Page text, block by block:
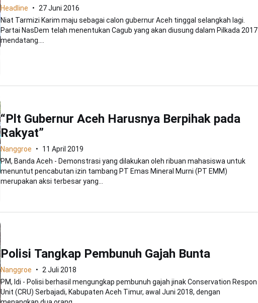
Headline
27 Juni 2016
Niat Tarmizi Karim maju sebagai calon gubernur Aceh tinggal selangkah lagi.
Partai NasDem telah menentukan Cagub yang akan diusung dalam Pilkada 2017
mendatang....
“Plt Gubernur Aceh Harusnya Berpihak pada
Rakyat”
Nanggroe
11 April 2019
PM, Banda Aceh - Demonstrasi yang dilakukan oleh ribuan mahasiswa untuk
menuntut pencabutan izin tambang PT Emas Mineral Murni (PT EMM)
merupakan aksi terbesar yang...
Polisi Tangkap Pembunuh Gajah Bunta
Nanggroe
2 Juli 2018
PM, Idi - Polisi berhasil mengungkap pembunuh gajah jinak Conservation Respon
Unit (CRU) Serbajadi, Kabupaten Aceh Timur, awal Juni 2018, dengan